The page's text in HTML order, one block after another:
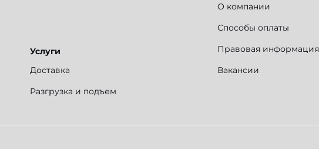
Услуги
Доставка
Разгрузка и подъем
О компании
Способы оплаты
Правовая информация
Вакансии